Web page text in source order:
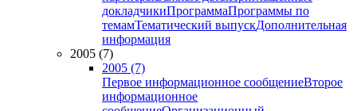
докладчикиПрограммаПрограммы по
темамТематический выпускДополнительная
информация
2005 (7)
2005 (7)
Первое информационное сообщениеВторое
информационное